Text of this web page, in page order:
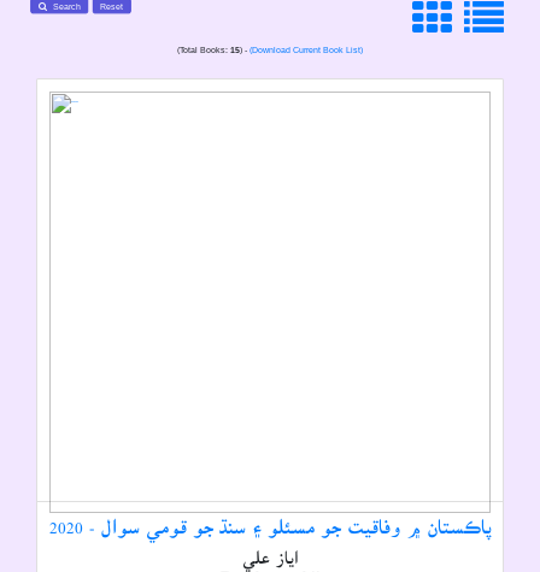
Search Reset
(Total Books: 15) - (Download Current Book List)
پاڪستان ۾ وفاقيت جو مسئلو ۽ سنڌ جو قومي سوال - 2020
اياز علي